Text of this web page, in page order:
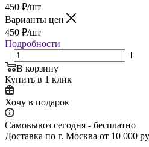
450 ₽/шт
Варианты цен
450 ₽/шт
Подробности
В корзину
Купить в 1 клик
Хочу в подарок
Самовывоз сегодня - бесплатно
Доставка по г. Москва от 10 000